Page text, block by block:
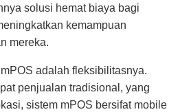
solusi hemat biaya bagi
kemampuan
mereka.
adalah fleksibilitasnya.
penjualan tradisional, yang
sistem mPOS bersifat mobile